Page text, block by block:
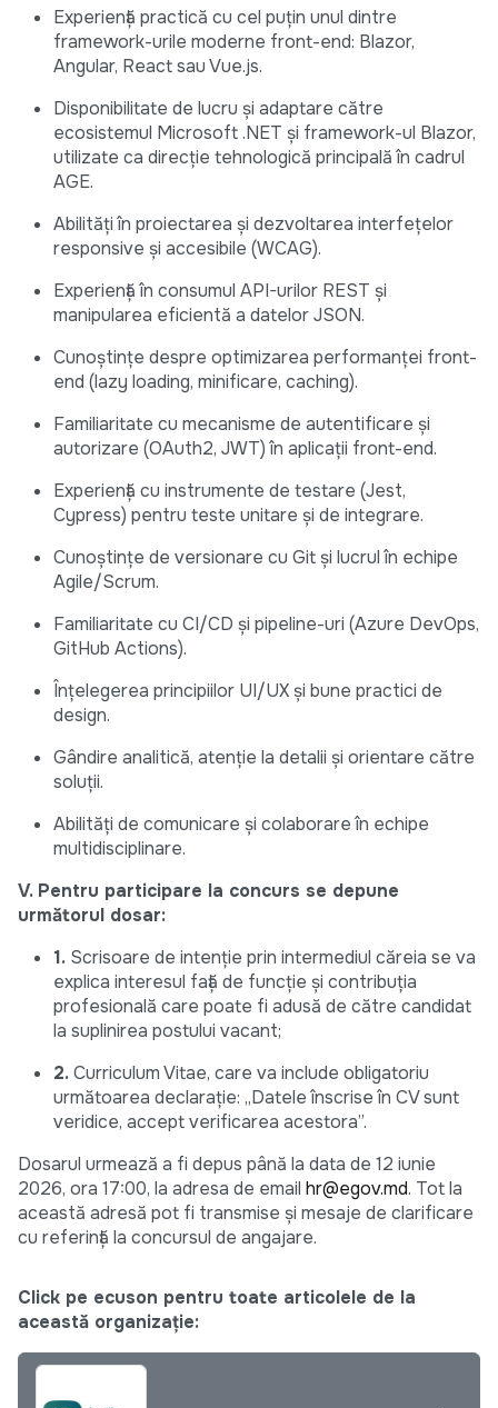
Experiență practică cu cel puțin unul dintre
framework-urile moderne front-end: Blazor,
Angular, React sau Vue.js.
Disponibilitate de lucru și adaptare către
ecosistemul Microsoft .NET și framework-ul Blazor,
utilizate ca direcție tehnologică principală în cadrul
AGE.
Abilități în proiectarea și dezvoltarea interfețelor
responsive și accesibile (WCAG).
Experiență în consumul API-urilor REST și
manipularea eficientă a datelor JSON.
Cunoștințe despre optimizarea performanței front-
end (lazy loading, minificare, caching).
Familiaritate cu mecanisme de autentificare și
autorizare (OAuth2, JWT) în aplicații front-end.
Experiență cu instrumente de testare (Jest,
Cypress) pentru teste unitare și de integrare.
Cunoștințe de versionare cu Git și lucrul în echipe
Agile/Scrum.
Familiaritate cu CI/CD și pipeline-uri (Azure DevOps,
GitHub Actions).
Înțelegerea principiilor UI/UX și bune practici de
design.
Gândire analitică, atenție la detalii și orientare către
soluții.
Abilități de comunicare și colaborare în echipe
multidisciplinare.
V. Pentru participare la concurs se depune
următorul dosar:
1. Scrisoare de intenție prin intermediul căreia se va
explica interesul față de funcție și contribuția
profesională care poate fi adusă de către candidat
la suplinirea postului vacant;
2.Curriculum Vitae, care va include obligatoriu
următoarea declarație: „Datele înscrise în CV sunt
veridice, accept verificarea acestora”.
Dosarul urmează a fi depus până la data de 12 iunie
2026, ora 17:00, la adresa de email hr@egov.md. Tot la
această adresă pot fi transmise și mesaje de clarificare
cu referință la concursul de angajare.
Click pe ecuson pentru toate articolele de la
această organizație: